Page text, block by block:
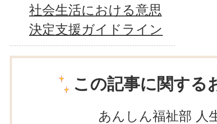
社会生活における意思
決定支援ガイドライン
この記事に関する
あんしん福祉部 人